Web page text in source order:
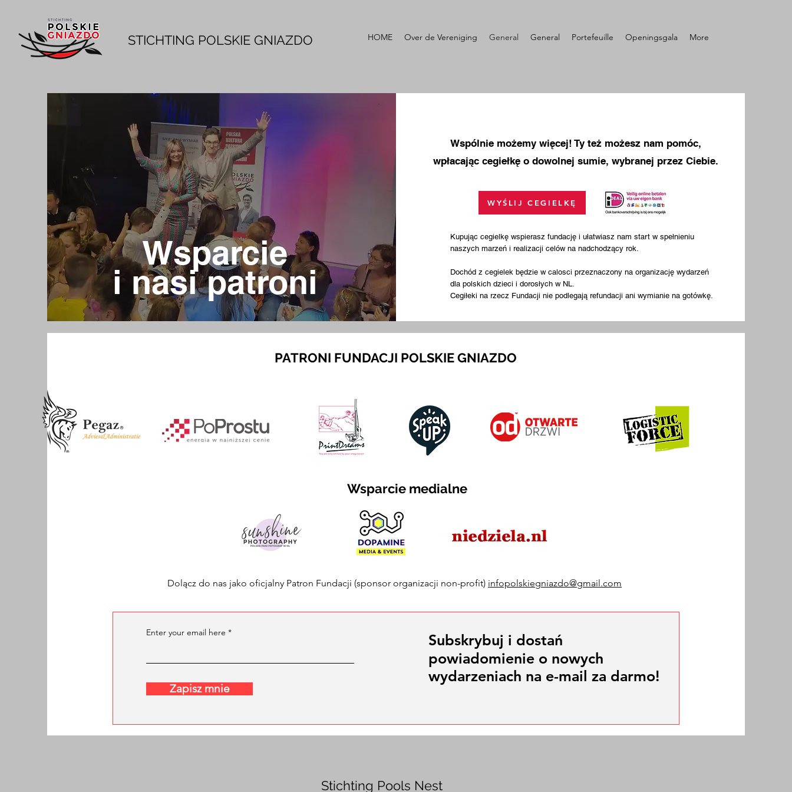
STICHTING POLSKIE GNIAZDO HOME Over de Vereniging General General Portefeuille Openingsgala More
Wsparcie
i nasi patroni
Wspólnie możemy więcej! Ty też możesz nam pomóc,
wpłacając cegiełkę o dowolnej sumie, wybranej przez Ciebie.
WYŚLIJ CEGIELKĘ
Kupując cegielkę wspierasz fundację i ułatwiasz nam start w spełnieniu
naszych marzeń i realizacji celów na nadchodzący rok.
Dochód z cegielek będzie w calosci przeznaczony na organizację wydarzeń
dla polskich dzieci i dorosłych w NL.
Cegiłeki na rzecz Fundacji nie podlegają refundacji ani wymianie na gotówkę.
PATRONI FUNDACJI POLSKIE GNIAZDO
Wsparcie medialne
Dolącz do nas jako oficjalny Patron Fundacji (sponsor organizacji non-profit) infopolskiegniazdo@gmail.com
Enter your email here
Zapisz mnie
Subskrybuj i dostań
powiadomienie o nowych
wydarzeniach na e-mail za darmo!
Stichting Pools Nest